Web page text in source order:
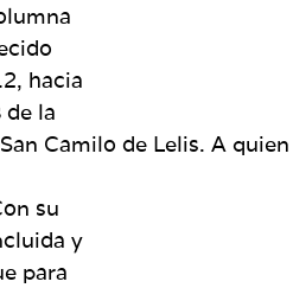
hacia
de la
Camilo de Lelis. A
su
y
para